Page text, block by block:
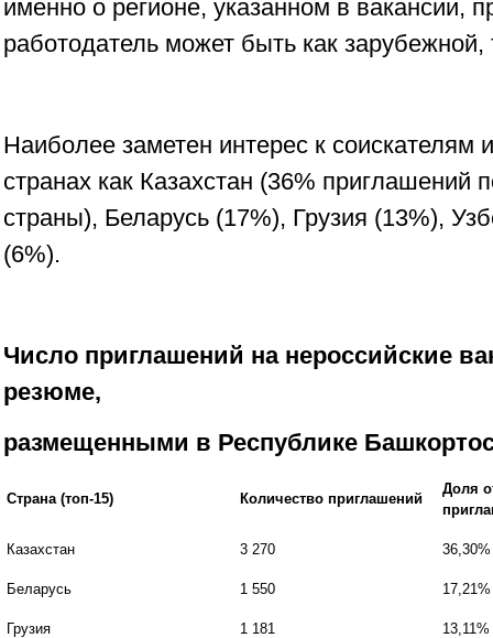
именно о регионе, указанном в вакансии,
работодатель может быть как зарубежной,
Наиболее заметен интерес к соискателям
странах как Казахстан (36% приглашений
страны), Беларусь (17%), Грузия (13%),
(6%).
Число приглашений на нероссийские
резюме,
размещенными в Республике
Страна (топ-15) Количество приглашений
Доля
Казахстан 3 270 36,30%
Беларусь 1 550 17,21%
Грузия 1 181 13,11%